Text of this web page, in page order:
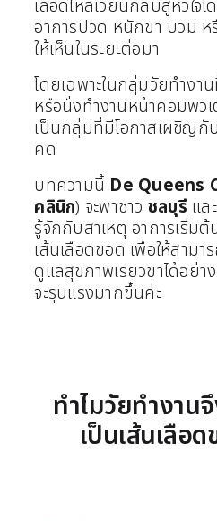
เลือดไหลเวียนกลับสู่หัวใจ
อาการปวด หนักขา บวม
ให้เห็นในระยะต่อมา
โดยเฉพาะในกลุ่มวัยทำง
หรือนั่งทำงานหน้าคอมพิวเ
เป็นกลุ่มที่มีโอกาสเผชิญ
คิด
บทความนี้ De Queens
คลินิก) จะพาชาว ชลบุรี และ
รู้จักกับสาเหตุ อาการเริ่ม
เส้นเลือดขอด เพื่อให้สามา
ดูแลสุขภาพเรียวขาได้อย่
จะรุนแรงมากขึ้นค่ะ
ทำไมวัยทำงาน
เป็นเส้นเลือ